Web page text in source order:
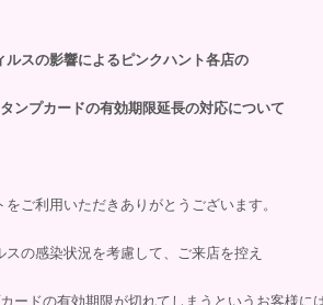
ルスの影響によるピンクハント各店の
ンプカードの有効期限延長の対応について
ご利用いただきありがとうございます。
スの感染状況を考慮して、ご来店を控え
ードの有効期限が切れてしまうというお客様に